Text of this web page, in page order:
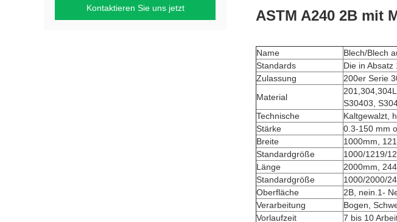
Kontaktieren Sie uns jetzt ASTM A240 2B mit
Name
Blech/Blech
Standards
Die in
Zulassung
200er Serie
Material
S30403,
Technische
Kaltgewalzt,
Stärke
0.3-150 mm
Breite
1000mm,
Standardgröße
1000/1219/
Länge
2000mm,
Standardgröße
1000/2000/
Oberfläche
2B, nein.1-
Verarbeitung
Bogen,
Vorlaufzeit
7 bis 10